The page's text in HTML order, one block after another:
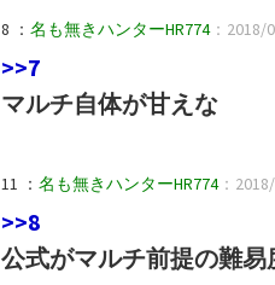
8 ： 名も無きハンターHR774：2018/
>>7
マルチ自体が甘えな
11 ： 名も無きハンターHR774：
>>8
公式がマルチ前提の難